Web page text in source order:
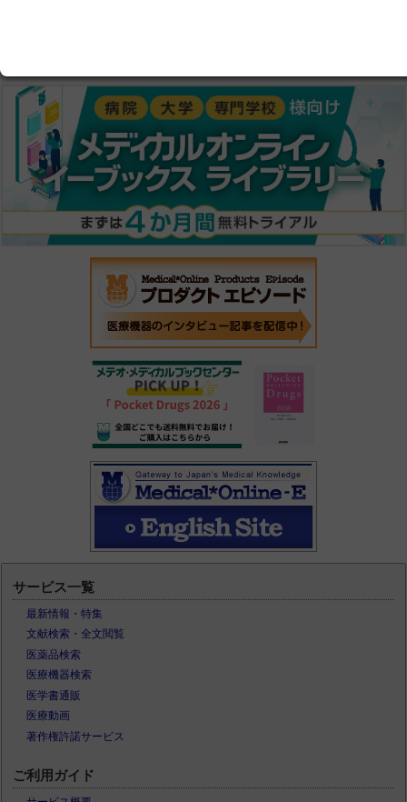
サービス一覧
最新情報・特集
文献検索・全文閲覧
医薬品検索
医療機器検索
医学書通販
医療動画
著作権許諾サービス
ご利用ガイド